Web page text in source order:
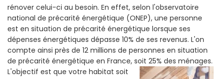
rénover celui-ci au besoin. En effet, selon l'observatoire
national de précarité énergétique (ONEP), une personne
est en situation de précarité énergétique lorsque ses
dépenses énergétiques dépasse 10% de ses revenus. L'on
compte ainsi près de 12 millions de personnes en situation
de précarité énergétique en France, soit 25% des ménages.
L'objectif est que votre habitat soit